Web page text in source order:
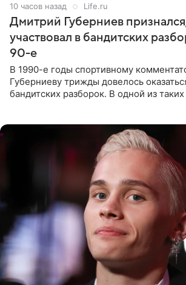
10 часов назад Life.ru
Дмитрий Губерниев
участвовал в бандитских
90-е
В 1990-е годы спортивному
Губерниеву трижды довелось
бандитских разборок. В одной из